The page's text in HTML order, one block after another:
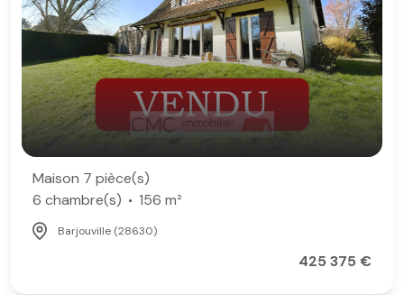
Maison 7 pièce(s)
6 chambre(s)
156 m²
Barjouville (28630)
425 375 €